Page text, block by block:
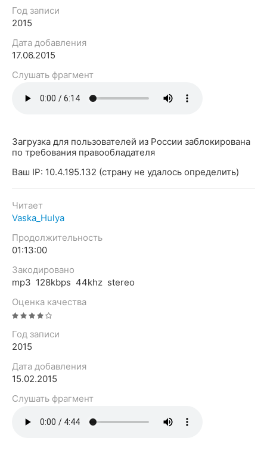
Год записи
2015
Дата добавления
17.06.2015
Слушать фрагмент
Загрузка для пользователей из России заблокирована
по требования правообладателя
Ваш IP: 10.4.195.132 (страну не удалось определить)
Читает
Vaska_Hulya
Продолжительность
01:13:00
Закодировано
mp3 128kbps 44khz stereo
Оценка качества
Год записи
2015
Дата добавления
15.02.2015
Слушать фрагмент